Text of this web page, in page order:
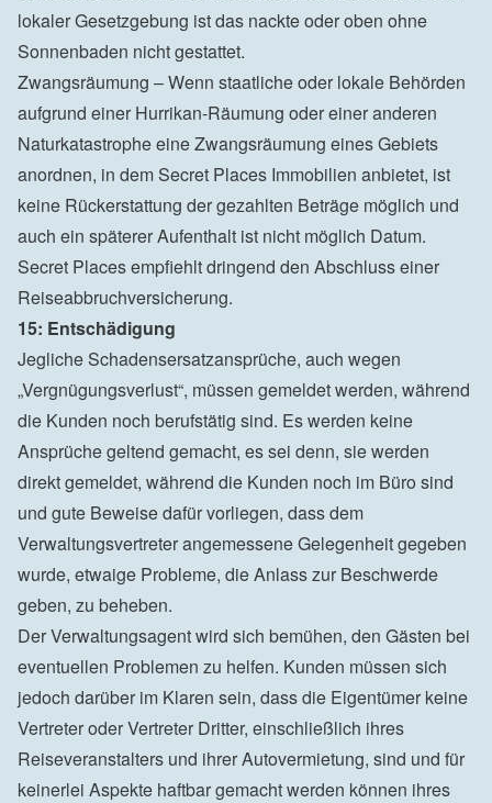
lokaler Gesetzgebung ist das nackte oder oben ohne
Sonnenbaden nicht gestattet.
Zwangsräumung – Wenn staatliche oder lokale Behörden
aufgrund einer Hurrikan-Räumung oder einer anderen
Naturkatastrophe eine Zwangsräumung eines Gebiets
anordnen, in dem Secret Places Immobilien anbietet, ist
keine Rückerstattung der gezahlten Beträge möglich und
auch ein späterer Aufenthalt ist nicht möglich Datum.
Secret Places empfiehlt dringend den Abschluss einer
Reiseabbruchversicherung.
15: Entschädigung
Jegliche Schadensersatzansprüche, auch wegen
„Vergnügungsverlust“, müssen gemeldet werden, während
die Kunden noch berufstätig sind. Es werden keine
Ansprüche geltend gemacht, es sei denn, sie werden
direkt gemeldet, während die Kunden noch im Büro sind
und gute Beweise dafür vorliegen, dass dem
Verwaltungsvertreter angemessene Gelegenheit gegeben
wurde, etwaige Probleme, die Anlass zur Beschwerde
geben, zu beheben.
Der Verwaltungsagent wird sich bemühen, den Gästen bei
eventuellen Problemen zu helfen. Kunden müssen sich
jedoch darüber im Klaren sein, dass die Eigentümer keine
Vertreter oder Vertreter Dritter, einschließlich ihres
Reiseveranstalters und ihrer Autovermietung, sind und für
keinerlei Aspekte haftbar gemacht werden können ihres